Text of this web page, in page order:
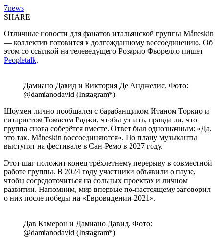
7news
SHARE
Отличные новости для фанатов итальянской группы Måneskin
— коллектив готовится к долгожданному воссоединению. Об
этом со ссылкой на телеведущего Розарио Фьорелло пишет
Peopletalk.
Дамиано Давид и Виктория Де Анджелис. Фото:
@damianodavid (Instagram*)
Шоумен лично пообщался с барабанщиком Итаном Торкио и
гитаристом Томасом Раджи, чтобы узнать, правда ли, что
группа снова соберётся вместе. Ответ был однозначным: «Да,
это так. Måneskin воссоединяются». По плану музыканты
выступят на фестивале в Сан-Ремо в 2027 году.
Этот шаг положит конец трёхлетнему перерыву в совместной
работе группы. В 2024 году участники объявили о паузе,
чтобы сосредоточиться на сольных проектах и личном
развитии. Напомним, мир впервые по-настоящему заговорил
о них после победы на «Евровидении-2021».
Дав Камерон и Дамиано Давид. Фото:
@damianodavid (Instagram*)